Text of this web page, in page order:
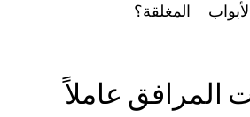
المغلقة؟
المرافق عاملاً